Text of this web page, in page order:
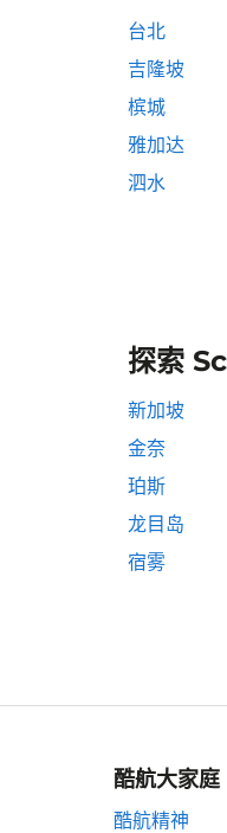
台北
吉隆坡
槟城
雅加达
泗水
探索
新加坡
金奈
珀斯
龙目岛
宿雾
酷航大家庭
酷航精神